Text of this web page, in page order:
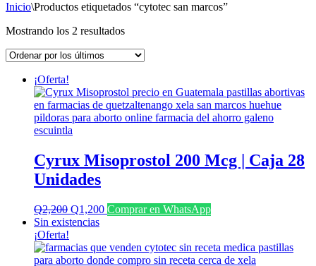
Inicio\Productos etiquetados “cytotec san marcos”
Mostrando los 2 resultadosOrdenado
los
¡Oferta!
Cyrux Misoprostol 200 Mcg | Caja 28
Unidades
Q2,200 El
precio
era:
Q2,200.
Q1,200El
es:
Q1,200.
Comprar en WhatsApp
Sin existencias
¡Oferta!